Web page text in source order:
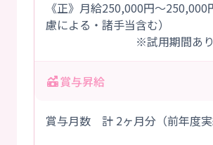
《正》月給250,000円～250,000
慮による・諸手当含む）
※試用期間あり
賞与昇給
賞与月数 計 2ヶ月分（前年度実